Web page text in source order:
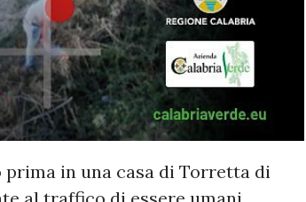
in una casa di Torretta di